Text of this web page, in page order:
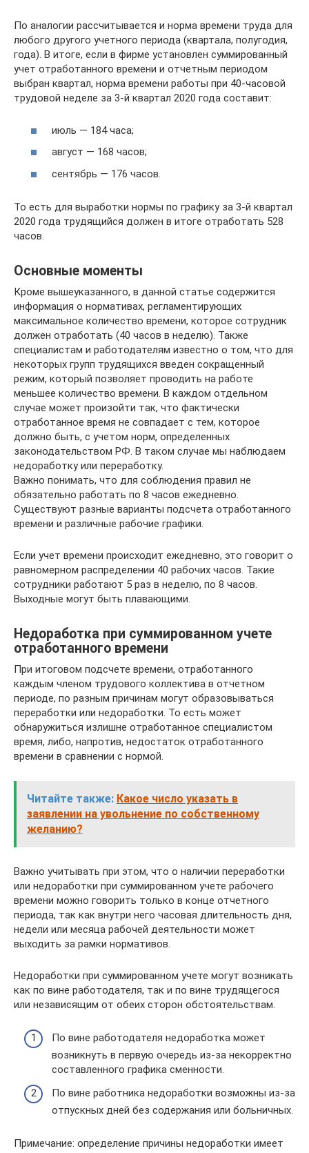
По аналогии рассчитывается и норма времени труда для
любого другого учетного периода (квартала, полугодия,
года). В итоге, если в фирме установлен суммированный
учет отработанного времени и отчетным периодом
выбран квартал, норма времени работы при 40-часовой
трудовой неделе за 3-й квартал 2020 года составит:
июль — 184 часа;
август — 168 часов;
сентябрь — 176 часов.
То есть для выработки нормы по графику за 3-й квартал
2020 года трудящийся должен в итоге отработать 528
часов.
Основные моменты
Кроме вышеуказанного, в данной статье содержится
информация о нормативах, регламентирующих
максимальное количество времени, которое сотрудник
должен отработать (40 часов в неделю). Также
специалистам и работодателям известно о том, что для
некоторых групп трудящихся введен сокращенный
режим, который позволяет проводить на работе
меньшее количество времени. В каждом отдельном
случае может произойти так, что фактически
отработанное время не совпадает с тем, которое
должно быть, с учетом норм, определенных
законодательством РФ. В таком случае мы наблюдаем
недоработку или переработку.
Важно понимать, что для соблюдения правил не
обязательно работать по 8 часов ежедневно.
Существуют разные варианты подсчета отработанного
времени и различные рабочие графики.
Если учет времени происходит ежедневно, это говорит о
равномерном распределении 40 рабочих часов. Такие
сотрудники работают 5 раз в неделю, по 8 часов.
Выходные могут быть плавающими.
Недоработка при суммированном учете
отработанного времени
При итоговом подсчете времени, отработанного
каждым членом трудового коллектива в отчетном
периоде, по разным причинам могут образовываться
переработки или недоработки. То есть может
обнаружиться излишне отработанное специалистом
время, либо, напротив, недостаток отработанного
времени в сравнении с нормой.
Читайте также: Какое число указать в
заявлении на увольнение по собственному
желанию?
Важно учитывать при этом, что о наличии переработки
или недоработки при суммированном учете рабочего
времени можно говорить только в конце отчетного
периода, так как внутри него часовая длительность дня,
недели или месяца рабочей деятельности может
выходить за рамки нормативов.
Недоработки при суммированном учете могут возникать
как по вине работодателя, так и по вине трудящегося
или независящим от обеих сторон обстоятельствам.
По вине работодателя недоработка может
возникнуть в первую очередь из-за некорректно
составленного графика сменности.
По вине работника недоработки возможны из-за
отпускных дней без содержания или больничных.
Примечание: определение причины недоработки имеет